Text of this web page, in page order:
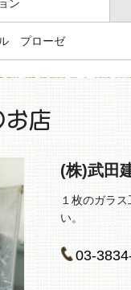
ン
プローゼ
店
(株)武田
１枚のガラ
い。
03-